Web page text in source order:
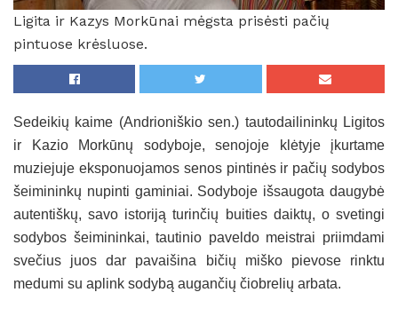
Ligita ir Kazys Morkūnai mėgsta prisėsti pačių
pintuose krėsluose.
Sedeikių kaime (Andrioniškio sen.) tautodailininkų Ligitos
ir Kazio Morkūnų sodyboje, senojoje klėtyje įkurtame
muziejuje eksponuojamos senos pintinės ir pačių sodybos
šeimininkų nupinti gaminiai. Sodyboje išsaugota daugybė
autentiškų, savo istoriją turinčių buities daiktų, o svetingi
sodybos šeimininkai, tautinio paveldo meistrai priimdami
svečius juos dar pavaišina bičių miško pievose rinktu
medumi su aplink sodybą augančių čiobrelių arbata.